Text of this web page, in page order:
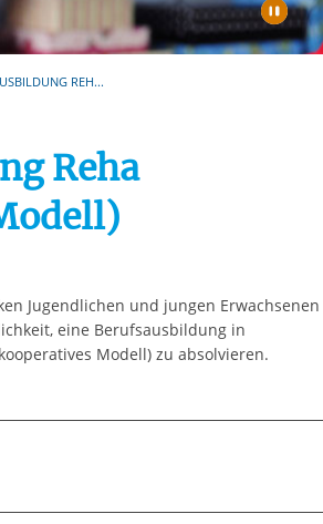
Ihre erteilte Einwilligung stets für die
erstreckt sich nicht auf notwendige
und daher unabhängig von einer
REH...
Reha
Jugendlichen und jungen
eine Berufsausbildung in
Modell) zu absolvieren.